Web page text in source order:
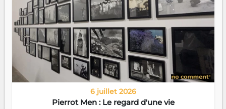
6 juillet 2026
Pierrot Men : Le regard d'une vie